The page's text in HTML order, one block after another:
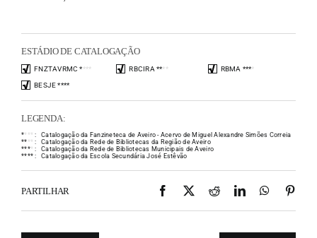
ESTÁDIO DE CATALOGAÇÃO
FNZTAVRMC **** RBCIRA **** RBMA ****
BESJE ****
LEGENDA:
** * * :
Catalogação da Fanzineteca de Aveiro - Acervo de Miguel Alexandre Simões Correia
** * * :
Catalogação da Rede de Bibliotecas da Região de Aveiro
**** :
Catalogação da Rede de Bibliotecas Municipais de Aveiro
**** : Catalogação da Escola Secundária José Estêvão
PARTILHAR Facebook
X RedditLinkedIn